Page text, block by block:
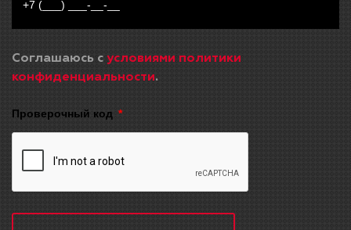
Соглашаюсь с условиями политики
конфиденциальности.
Проверочный код